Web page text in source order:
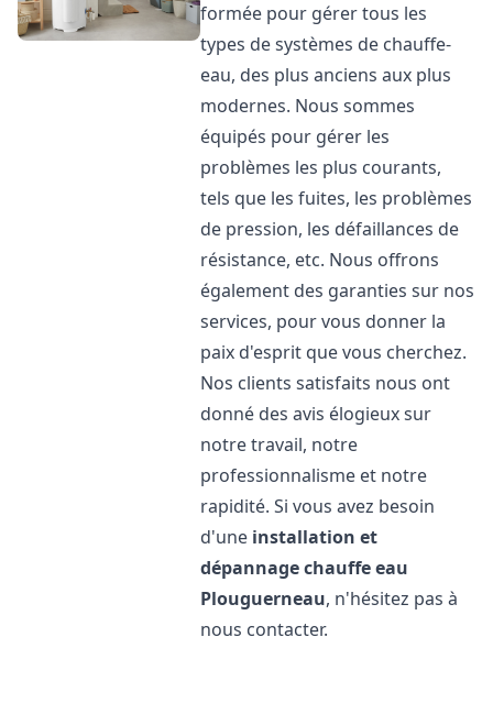
formée pour gérer tous les
types de systèmes de chauffe-
eau, des plus anciens aux plus
modernes. Nous sommes
équipés pour gérer les
problèmes les plus courants,
tels que les fuites, les problèmes
de pression, les défaillances de
résistance, etc. Nous offrons
également des garanties sur nos
services, pour vous donner la
paix d'esprit que vous cherchez.
Nos clients satisfaits nous ont
donné des avis élogieux sur
notre travail, notre
professionnalisme et notre
rapidité. Si vous avez besoin
d'une installation et
dépannage chauffe eau
Plouguerneau, n'hésitez pas à
nous contacter.